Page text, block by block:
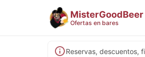
MisterGoodBeer
Ofertas en bares
Reservas, descuentos,